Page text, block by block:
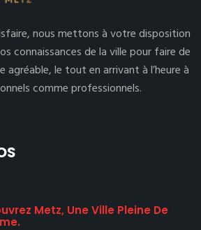
nous mettons à votre disposition
connaissances de la ville pour faire de
le tout en arrivant à l’heure à
comme professionnels.
Metz, Une Ville Pleine De